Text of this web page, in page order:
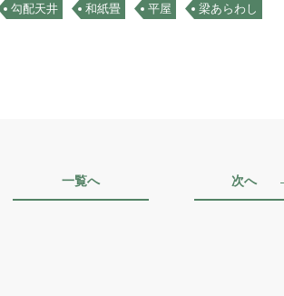
勾配天井 和紙畳 平屋 梁あらわし
一覧へ 次へ